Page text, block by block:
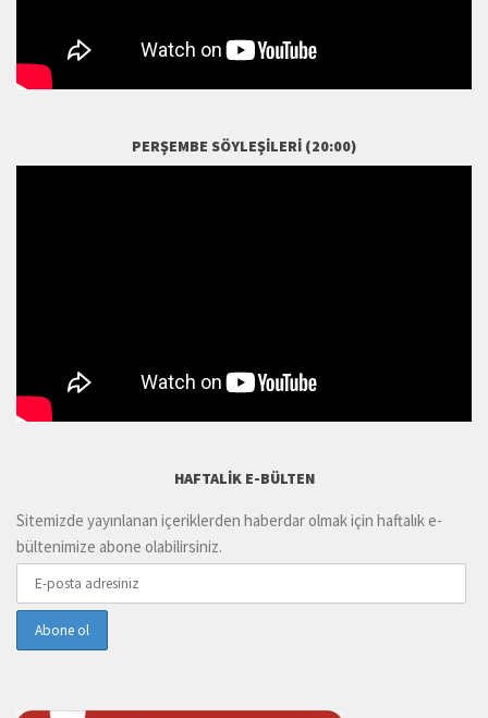
PERŞEMBE SÖYLEŞILERI (20:00)
HAFTALIK E-BÜLTEN
Sitemizde yayınlanan içeriklerden haberdar olmak için haftalık e-
bültenimize abone olabilirsiniz.